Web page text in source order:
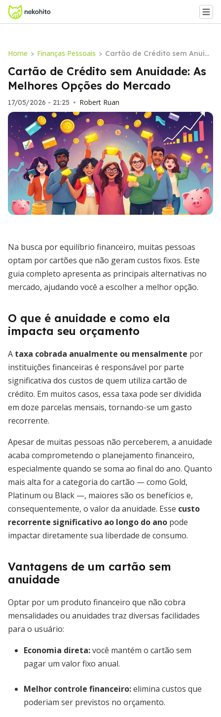
Home > Finanças Pessoais > Cartão de Crédito sem Anuid
ade: As Melhores Opções do M
ercado
Cartão de Crédito sem Anuidade: As
Melhores Opções do Mercado
17/05/2026 - 21:25 • Robert Ruan
Na busca por equilíbrio financeiro, muitas pessoas
optam por cartões que não geram custos fixos. Este
guia completo apresenta as principais alternativas no
mercado, ajudando você a escolher a melhor opção.
O que é anuidade e como ela
impacta seu orçamento
A taxa cobrada anualmente ou mensalmente por
instituições financeiras é responsável por parte
significativa dos custos de quem utiliza cartão de
crédito. Em muitos casos, essa taxa pode ser dividida
em doze parcelas mensais, tornando-se um gasto
recorrente.
Apesar de muitas pessoas não perceberem, a anuidade
acaba comprometendo o planejamento financeiro,
especialmente quando se soma ao final do ano. Quanto
mais alta for a categoria do cartão — como Gold,
Platinum ou Black —, maiores são os benefícios e,
consequentemente, o valor da anuidade. Esse custo
recorrente significativo ao longo do ano pode
impactar diretamente sua liberdade de consumo.
Vantagens de um cartão sem
anuidade
Optar por um produto financeiro que não cobra
mensalidades ou anuidades traz diversas facilidades
para o usuário:
Economia direta:você mantém o cartão sem
pagar um valor fixo anual.
Melhor controle financeiro:elimina custos que
poderiam ser previstos no orçamento.